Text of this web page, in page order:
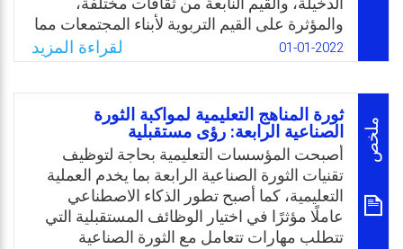
وجهة نظر معلمي المرحلة الابتدائية.
WhatsApp
Facebook
Twitter
Email
والمؤثرة على القيم التربوية لأبناء المجتمعات مما
يتطلب وجود نهج تربوي معاصر موثوق يدعو إلى
عودة الاهتمام بتطوير المناهج التعليمية،
والممارسة العملية في المدارس. وتزداد أهمية
المناهج التعليمية بالمرحلة الثانوية، نظرًا لأهمية
هذه المرحلة الإنتقالية وتأثيرها في حياة الفرد
ومستقبله. ومن هنا تبرز أهمية ترسيخ القيم
الإسلامية من خلال المناهج المخصصة لهؤلاء
الطلبة، وعليه، جاءت الدراسة للإجابة عن
التساؤل الرئيس التالي: ما دور المناهج التعليمية
في إكتساب القيم التربوية الإسلامية لدى طلبة
01-01-2022 لقراءة المزيد
ملخص
ثورة المناهج التعليمية لمواكبة الثورة
الصناعية الرابعة: رؤى مستقبلية
أصبحت المؤسسات التعليمية بحاجة لتوظيف
تقنيات الثورة الصناعية الرابعة بما يخدم العملية
التعليمية، كما أصبح تطور الذكاء الاصطناعي
عاملًا مؤثرًا في اختيار الوظائف المستقبلية التي
تتطلب مهارات تتعامل مع الثورة الصناعية